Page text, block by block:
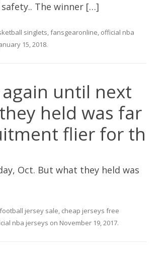
The winner […]
singlets,fansgearonline, official nba
15, 2018.
until next
held was far
flier for th
Oct. But what they held was
jersey sale, cheap jerseys free
nba jerseys on November 19, 2017.